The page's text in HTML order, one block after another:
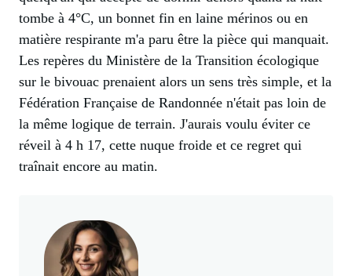
tombe à 4°C, un bonnet fin en laine mérinos ou en
matière respirante m'a paru être la pièce qui manquait.
Les repères du Ministère de la Transition écologique
sur le bivouac prenaient alors un sens très simple, et la
Fédération Française de Randonnée n'était pas loin de
la même logique de terrain. J'aurais voulu éviter ce
réveil à 4 h 17, cette nuque froide et ce regret qui
traînait encore au matin.